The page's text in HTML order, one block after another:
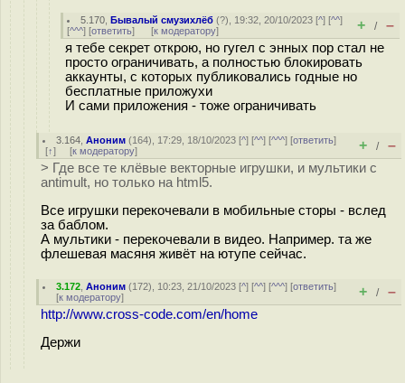
5.170 ,Бывалый смузихлёб (?), 19:32, 20/10/2023 [^] [^^]
[^^^] [ответить] [к модератору] + / –
я тебе секрет открою, но гугел с энных пор стал не
просто ограничивать, а полностью блокировать
аккаунты, с которых публиковались годные но
бесплатные приложухи
И сами приложения - тоже ограничивать
3.164 ,Аноним (164), 17:29, 18/10/2023 [^] [^^] [^^^] [ответить]
[↑] [к модератору] + / –
> Где все те клёвые векторные игрушки, и мультики с
antimult, но только на html5.
Все игрушки перекочевали в мобильные сторы - вслед
за баблом.
А мультики - перекочевали в видео. Например. та же
флешевая масяня живёт на ютупе сейчас.
3.172 ,Аноним (172), 10:23, 21/10/2023 [^] [^^] [^^^] [ответить]
[к модератору] + / –
http://www.cross-code.com/en/home
Держи